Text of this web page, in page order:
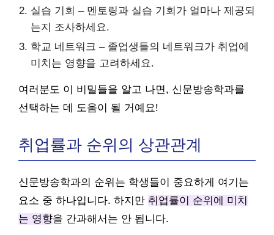
실습 기회 – 멘토링과 실습 기회가 얼마나 제공되
는지 조사하세요.
학교 네트워크 – 졸업생들의 네트워크가 취업에
미치는 영향을 고려하세요.
여러분도 이 비밀들을 알고 나면, 신문방송학과를
선택하는 데 도움이 될 거예요!
취업률과 순위의 상관관계
신문방송학과의 순위는 학생들이 중요하게 여기는
요소 중 하나입니다. 하지만 취업률이 순위에 미치
는 영향을 간과해서는 안 됩니다.